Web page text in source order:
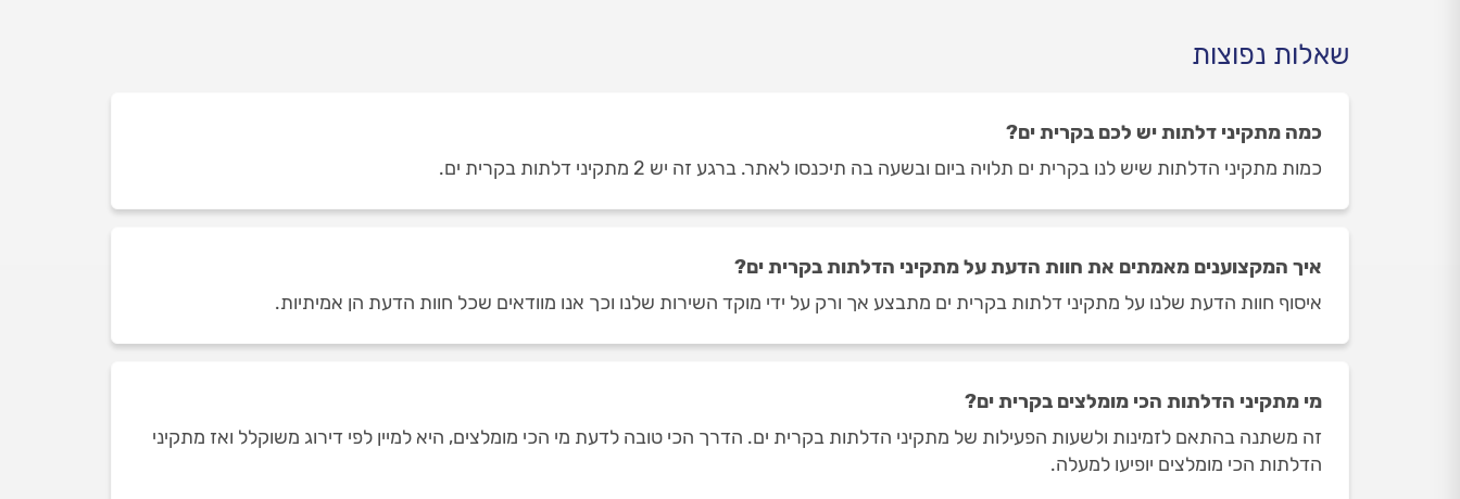
שאלות נפוצות
כמה מתקיני דלתות יש לכם בקרית ים?
כמות מתקיני הדלתות שיש לנו בקרית ים תלויה ביום ובשעה בה תיכנסו לאתר. ברגע זה יש 2 מתקיני דלתות בקרית ים.
איך המקצוענים מאמתים את חוות הדעת על מתקיני הדלתות בקרית ים?
איסוף חוות הדעת שלנו על מתקיני דלתות בקרית ים מתבצע אך ורק על ידי מוקד השירות שלנו וכך אנו מוודאים שכל חוות הדעת הן אמיתיות.
מי מתקיני הדלתות הכי מומלצים בקרית ים?
זה משתנה בהתאם לזמינות ולשעות הפעילות של מתקיני הדלתות בקרית ים. הדרך הכי טובה לדעת מי הכי מומלצים, היא למיין לפי דירוג משוקלל ואז מתקיני
הדלתות הכי מומלצים יופיעו למעלה.